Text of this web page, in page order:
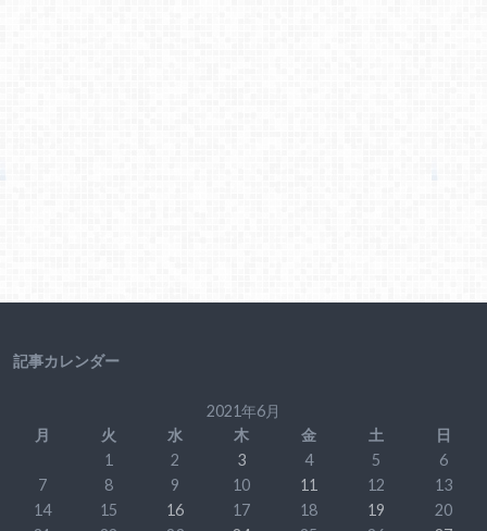
記事カレンダー
2021年6月
月
火 水 木 金 土
日
1
2 3 4 5
6
7
8 9 10 11 12
13
14
15 16 17 18 19
20